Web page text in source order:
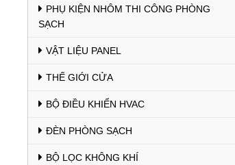
PHỤ KIỆN NHÔM THI CÔNG PHÒNG
SẠCH
VẬT LIỆU PANEL
THẾ GIỚI CỬA
BỘ ĐIỀU KHIỂN HVAC
ĐÈN PHÒNG SẠCH
BỘ LỌC KHÔNG KHÍ